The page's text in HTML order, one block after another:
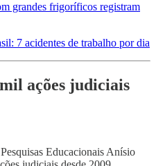
grandes frigoríficos registram
7 acidentes de trabalho por dia
ações judiciais
Educacionais Anísio